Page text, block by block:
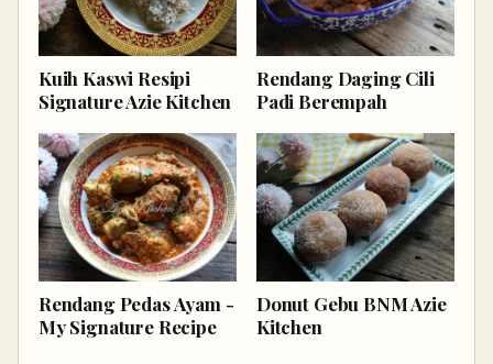
Kuih Kaswi Resipi
Signature Azie Kitchen
Rendang Daging Cili
Padi Berempah
Rendang Pedas Ayam -
My Signature Recipe
Donut Gebu BNM Azie
Kitchen